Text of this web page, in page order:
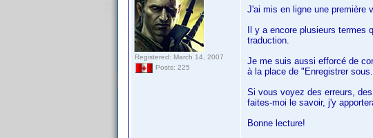
Registered: March 14, 2007
Posts: 225
J'ai mis en ligne une première
Il y a encore plusieurs
traduction.
Je me suis aussi efforcé de
à la place de "Enregistrer
Si vous voyez des erreurs,
faites-moi le savoir, j'y
Bonne lecture!